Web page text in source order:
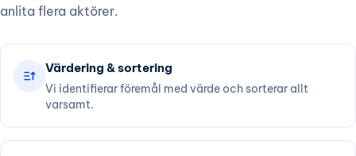
anlita flera aktörer.
Värdering & sortering
Vi identifierar föremål med värde och sorterar allt
varsamt.